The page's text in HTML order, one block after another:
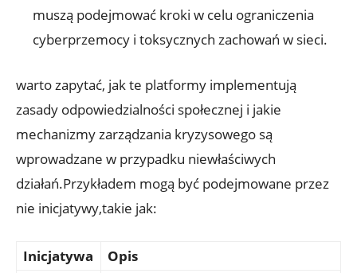
muszą podejmować kroki w celu ograniczenia
cyberprzemocy i toksycznych zachowań w sieci.
warto zapytać, jak te platformy implementują
zasady odpowiedzialności społecznej i jakie
mechanizmy zarządzania kryzysowego są
wprowadzane w przypadku niewłaściwych
działań.Przykładem mogą być podejmowane przez
nie inicjatywy,takie jak:
Inicjatywa Opis